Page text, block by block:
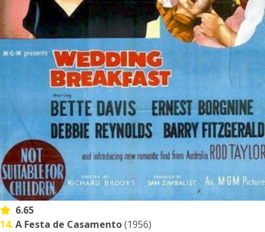
6.65
14.A Festa de Casamento(1956)